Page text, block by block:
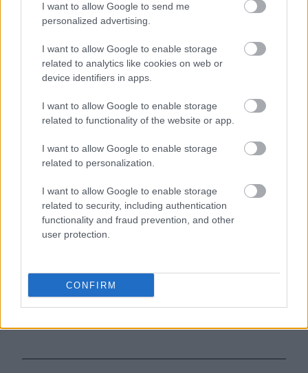
I want to allow Google to send me
personalized advertising.
I want to allow Google to enable storage
related to analytics like cookies on web or
device identifiers in apps.
I want to allow Google to enable storage
related to functionality of the website or app.
I want to allow Google to enable storage
related to personalization.
I want to allow Google to enable storage
related to security, including authentication
functionality and fraud prevention, and other
user protection.
CONFIRM
Η μόδα αλλάζει — και το JennyGr
μας στο
Google News
fashion inspo.